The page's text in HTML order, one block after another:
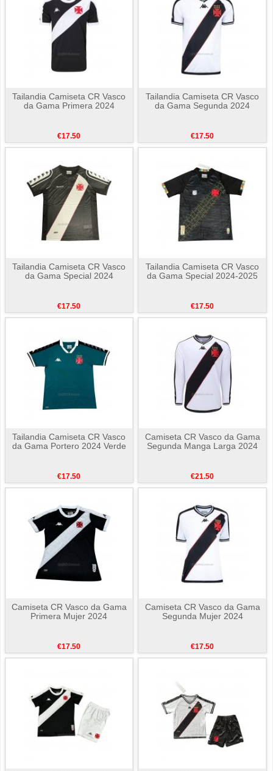
Tailandia Camiseta CR Vasco
da Gama Primera 2024
€17.50
Tailandia Camiseta CR Vasco
da Gama Segunda 2024
€17.50
Tailandia Camiseta CR Vasco
da Gama Special 2024
€17.50
Tailandia Camiseta CR Vasco
da Gama Special 2024-2025
€17.50
Tailandia Camiseta CR Vasco
da Gama Portero 2024 Verde
€17.50
Camiseta CR Vasco da Gama
Segunda Manga Larga 2024
€21.50
Camiseta CR Vasco da Gama
Primera Mujer 2024
€17.50
Camiseta CR Vasco da Gama
Segunda Mujer 2024
€17.50